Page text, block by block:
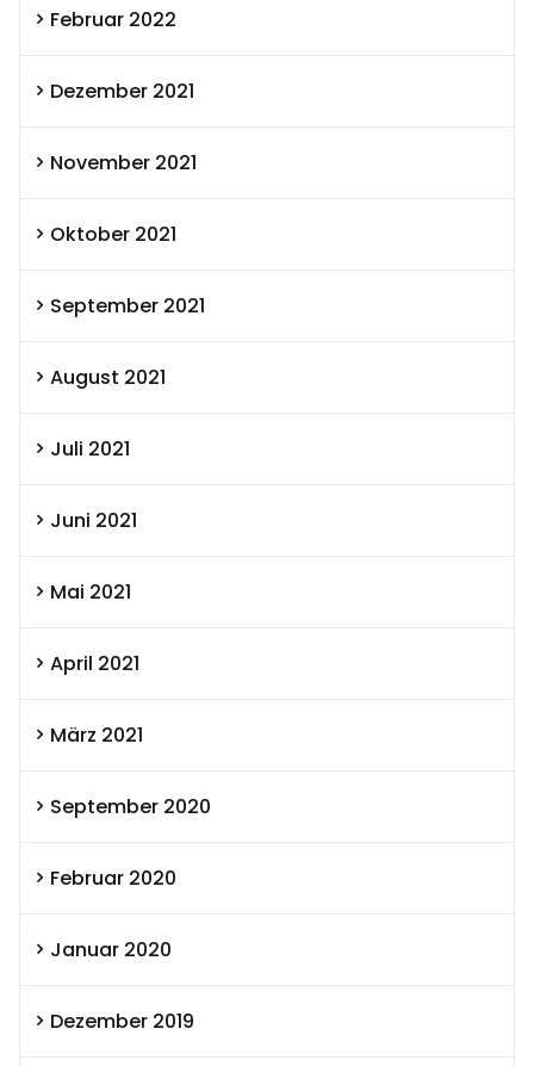
Februar 2022
Dezember 2021
November 2021
Oktober 2021
September 2021
August 2021
Juli 2021
Juni 2021
Mai 2021
April 2021
März 2021
September 2020
Februar 2020
Januar 2020
Dezember 2019